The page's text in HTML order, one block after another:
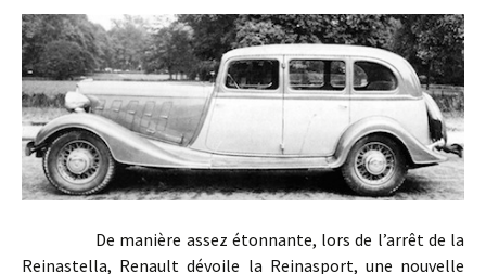
De manière assez étonnante, lors de l’arrêt de la
Reinastella, Renault dévoile la Reinasport, une nouvelle